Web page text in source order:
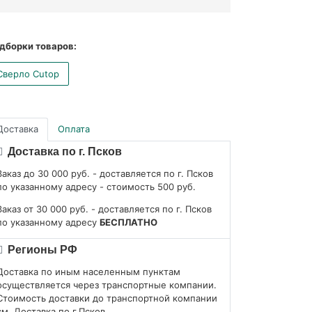
товаров:
Cutop
Оплата
Доставка по г. Псков
до 30 000 руб. - доставляется по г. Псков
указанному адресу - стоимость 500 руб.
от 30 000 руб. - доставляется по г. Псков
указанному адресу БЕСПЛАТНО
Регионы РФ
по иным населенным пунктам
через транспортные компании.
доставки до транспортной компании